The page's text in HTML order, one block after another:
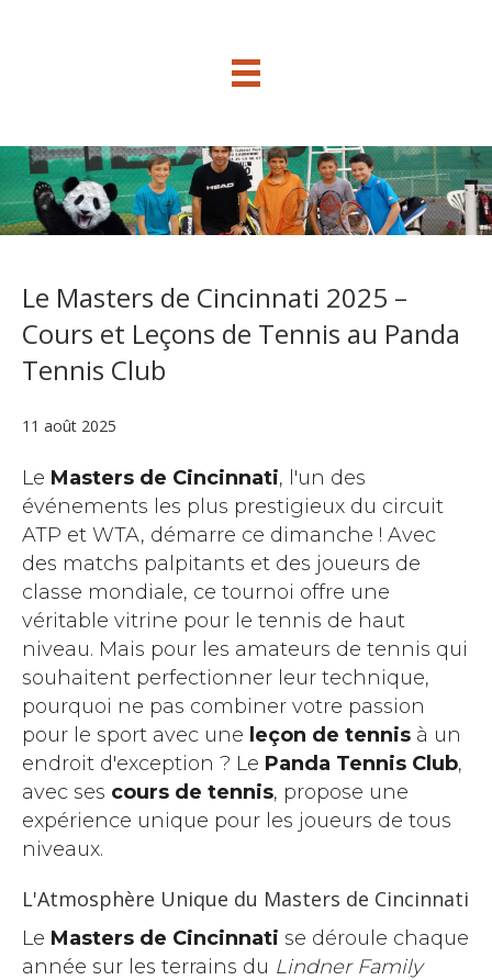
Le Masters de Cincinnati 2025 –
Cours et Leçons de Tennis au Panda
Tennis Club
11 août 2025
Le Masters de Cincinnati, l'un des
événements les plus prestigieux du circuit
ATP et WTA, démarre ce dimanche ! Avec
des matchs palpitants et des joueurs de
classe mondiale, ce tournoi offre une
véritable vitrine pour le tennis de haut
niveau. Mais pour les amateurs de tennis qui
souhaitent perfectionner leur technique,
pourquoi ne pas combiner votre passion
pour le sport avec une leçon de tennis à un
endroit d'exception ? Le Panda Tennis Club,
avec ses cours de tennis, propose une
expérience unique pour les joueurs de tous
niveaux.
L'Atmosphère Unique du Masters de Cincinnati
Le Masters de Cincinnati se déroule chaque
année sur les terrains du Lindner Family